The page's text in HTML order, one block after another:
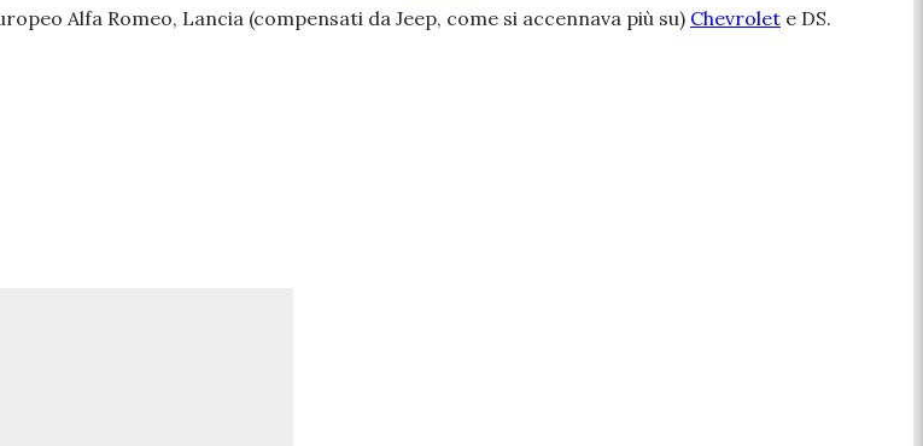
Alfa Romeo, Lancia (compensati da Jeep, come si accennava più su) Chevrolet e DS.